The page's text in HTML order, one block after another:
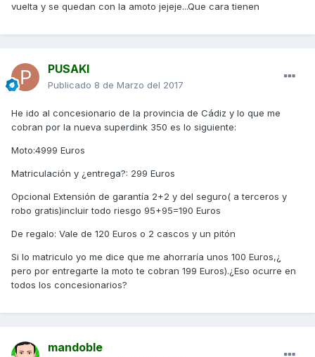
vuelta y se quedan con la amoto jejeje...Que cara tienen
PUSAKI
Publicado 8 de Marzo del 2017
He ido al concesionario de la provincia de Cádiz y lo que me
cobran por la nueva superdink 350 es lo siguiente:
Moto:4999 Euros
Matriculación y ¿entrega?: 299 Euros
Opcional Extensión de garantía 2+2 y del seguro( a terceros y
robo gratis)incluir todo riesgo 95+95=190 Euros
De regalo: Vale de 120 Euros o 2 cascos y un pitón
Si lo matriculo yo me dice que me ahorraría unos 100 Euros,¿
pero por entregarte la moto te cobran 199 Euros).¿Eso ocurre en
todos los concesionarios?
mandoble